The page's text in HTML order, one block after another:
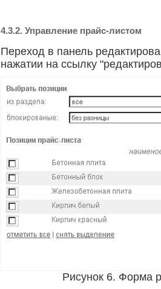
4.3.2. Управление прайс-листом
Переход в панель
нажатии на ссылку
Рисунок 6. Форма